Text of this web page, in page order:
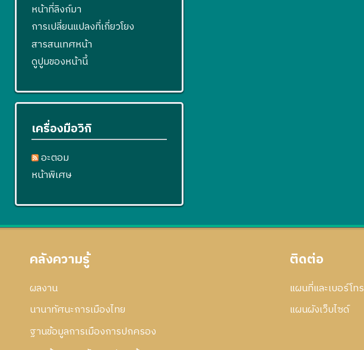
หน้าที่ลิงก์มา
การเปลี่ยนแปลงที่เกี่ยวโยง
สารสนเทศหน้า
ดูปูมของหน้านี้
เครื่องมือวิกิ
อะตอม
หน้าพิเศษ
คลังความรู้
ผลงาน
นานาทัศนะการเมืองไทย
ฐานข้อมูลการเมืองการปกครอง
ติดต่อ
แผนที่และเบอร์โทร
แผนผังเว็บไซด์